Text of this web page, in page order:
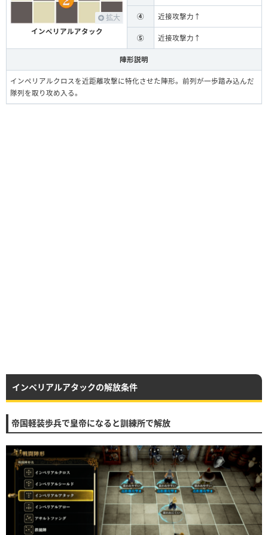
拡大
インペリアルアタック
④ 近接攻撃力↑
⑤ 近接攻撃力↑
陣形説明
インペリアルクロスを近距離攻撃に特化させた陣形。前列が一歩踏み込んだ
隊列を取り攻め入る。
インペリアルアタックの解放条件
帝国軽装歩兵で皇帝になると訓練所で解放